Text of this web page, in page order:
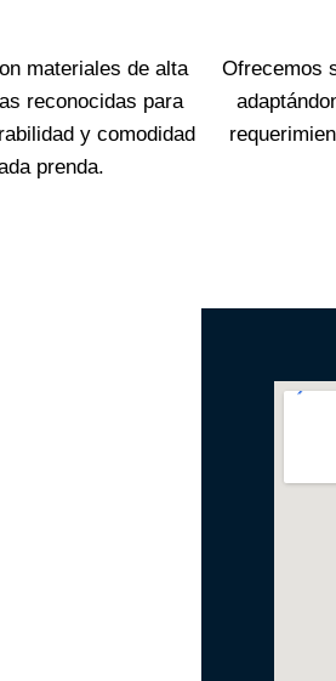
materiales de alta
reconocidas para
y comodidad
prenda.
Ofrecemos